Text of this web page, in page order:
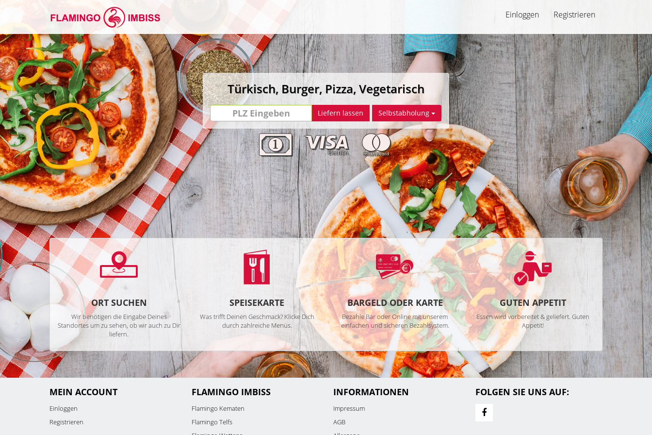
Einloggen Registrieren
Türkisch, Burger, Pizza, Vegetarisch
PLZ
Eingeben
Liefern lassen Selbstabholung
ORT SUCHEN
Wir benötigen die Eingabe Deines
Standortes um zu sehen, ob wir auch zu Dir
liefern.
SPEISEKARTE
Was trifft Deinen Geschmack? Klicke Dich
durch zahlreiche Menüs.
BARGELD ODER KARTE
Bezahle Bar oder Online mit unserem
einfachen und sicheren Bezahlsystem.
GUTEN APPETIT
Essen wird vorbereitet & geliefert. Guten
Appetit!
FOLGEN SIE UNS AUF:
MEIN ACCOUNT
Einloggen
Registrieren
FLAMINGO IMBISS
Flamingo Kematen
Flamingo Telfs
INFORMATIONEN
Impressum
AGB